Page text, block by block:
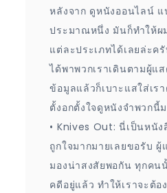
หลังจาก ดูหนังออนไลน์
ประมาณหนึ่ง มันก็ทำให้ผ
แต่ละประเภทได้เลยล่ะค
ได้พาพวกเราเดินตามผู้แ
ข้อมูลแล้วก็เบาะแสใส่เร
ตั้งอกตั้งใจดูหนังจำพวกนี้
• Knives Out: นี่เป็นหนั
ถูกใจมากมายเลยขอรับ
มองน่าสงสัยพอกัน ทุกคน
คดีอยู่แล้ว ทำให้เราจะต้อ